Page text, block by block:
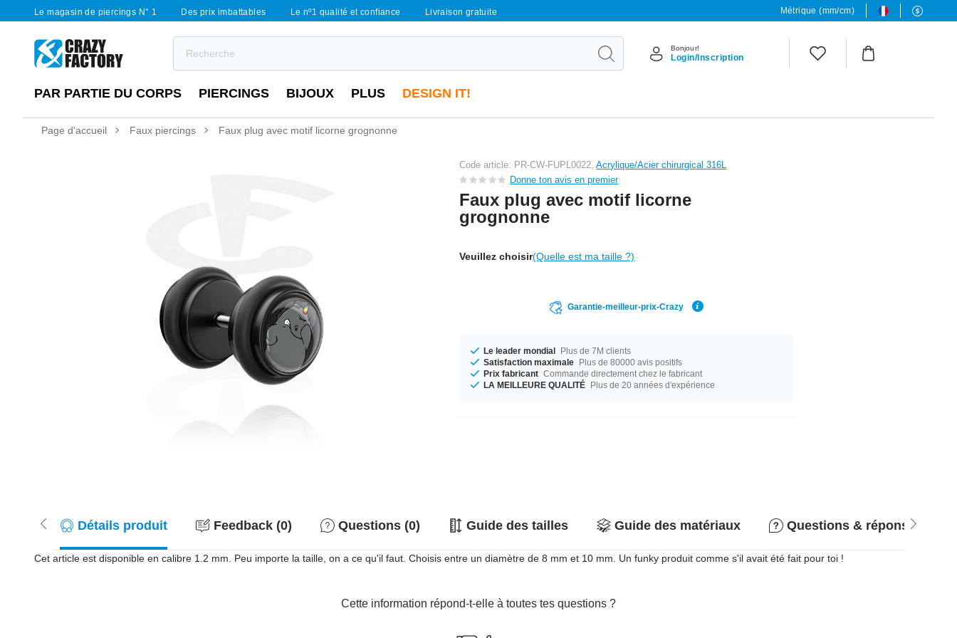
Le magasin de piercings N° 1 Des prix imbattables Le nº1 qualité et confiance Livraison gratuite Métrique (mm/cm)
Bonjour!
Login/Inscription
PAR PARTIE DU CORPS PIERCINGS BIJOUX PLUS DESIGN IT!
Page d'accueil Faux piercings Faux plug avec motif licorne grognonne
Code article: PR-CW-FUPL0022,Acrylique/Acier chirurgical 316L
Donne ton avis en premier
Faux plug avec motif licorne
grognonne
Veuillez choisir(Quelle est ma taille ?)
Garantie-meilleur-prix-Crazy
Le leader mondial Plus de 7M clients
Satisfaction maximale Plus de 80000 avis positifs
Prix fabricant Commande directement chez le fabricant
LA MEILLEURE QUALITÉ Plus de 20 années d'expérience
Détails produit Feedback (0) Questions (0) Guide des tailles Guide des matériaux Questions & réponses
Cet article est disponible en calibre 1.2 mm. Peu importe la taille, on a ce qu'il faut. Choisis entre un diamètre de 8 mm et 10 mm. Un funky produit comme s'il avait été fait pour toi !
Cette information répond-t-elle à toutes tes questions ?